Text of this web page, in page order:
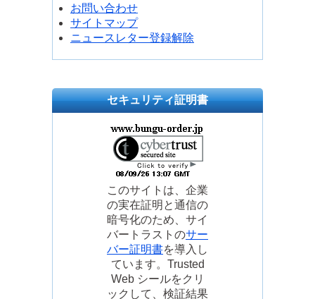
お問い合わせ
サイトマップ
ニュースレター登録解除
セキュリティ証明書
このサイトは、企業
の実在証明と通信の
暗号化のため、サイ
バートラストのサー
バー証明書を導入し
ています。Trusted
Web シールをクリ
ックして、検証結果